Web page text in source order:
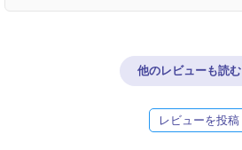
他のレビューも読む
レビューを投稿